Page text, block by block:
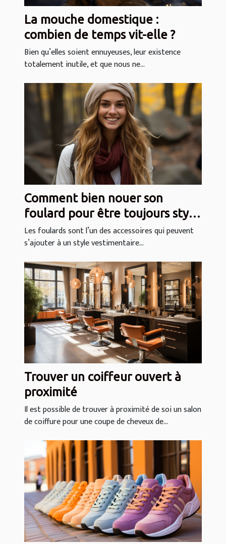
La mouche domestique :
combien de temps vit-elle ?
Bien qu’elles soient ennuyeuses, leur existence
totalement inutile, et que nous ne...
Comment bien nouer son
foulard pour être toujours stylé
?
Les foulards sont l’un des accessoires qui peuvent
s’ajouter à un style vestimentaire...
Trouver un coiffeur ouvert à
proximité
Il est possible de trouver à proximité de soi un salon
de coiffure pour une coupe de cheveux de...